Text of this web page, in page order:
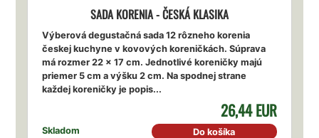
SADA KORENIA - ČESKÁ KLASIKA
Výberová degustačná sada 12 rôzneho korenia
českej kuchyne v kovových koreničkách. Súprava
má rozmer 22 x 17 cm. Jednotlivé koreničky majú
priemer 5 cm a výšku 2 cm. Na spodnej strane
každej koreničky je popis...
Skladom
26,44 EUR
Do košíka